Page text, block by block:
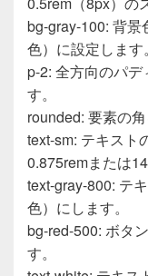
bg-gray-100: 背
色）に設定します。
p-2: 全方向のパデ
す。
rounded: 要素の角
text-sm: テキスト
0.875remまたは
text-gray-800: テ
色）にします。
bg-red-500: ボタ
す。